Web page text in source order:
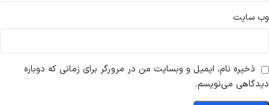
وب‌ سایت
ذخیره نام، ایمیل و وبسایت من در مرورگر برای زمانی که دوباره
دیدگاهی می‌نویسم.